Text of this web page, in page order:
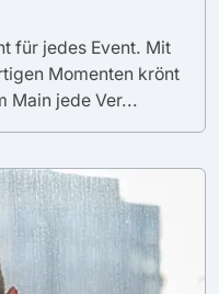
für jedes Event. Mit
Momenten krönt
Main jede Ver...